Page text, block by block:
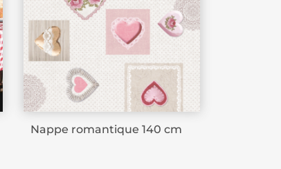
Nappe romantique 140 cm